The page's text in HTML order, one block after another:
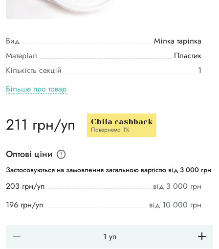
Вид
Мілка тарілка
Матеріал
Пластик
Кількість секцій
1
Більше про товар
211 грн/уп Chila cashback
Повернемо 1%
Оптові ціни
Застосовуються на замовлення загальною вартістю від 3 000 грн
203 грн/уп
від 3 000 грн
196 грн/уп
від 10 000 грн